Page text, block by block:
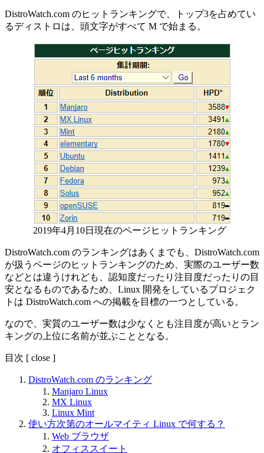
DistroWatch.com のヒットランキングで、トップ3を占めてい
るディストロは、頭文字がすべて M で始まる。
2019年4月10日現在のページヒットランキング
DistroWatch.com のランキングはあくまでも、DistroWatch.com
が扱うページのヒットランキングのため、実際のユーザー数
などとは違うけれども、認知度だったり注目度だったりの目
安となるものであるため、Linux 開発をしているプロジェク
トは DistroWatch.com への掲載を目標の一つとしている。
なので、実質のユーザー数は少なくとも注目度が高いとラン
キングの上位に名前が並ぶこととなる。
目次 [ close ]
DistroWatch.com のランキング
Manjaro Linux
MX Linux
Linux Mint
使い方次第のオールマイティ Linux で何する？
Web ブラウザ
オフィススイート